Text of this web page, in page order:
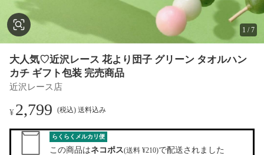
1 /7
大人気♡近沢レース 花より団子 グリーン タオルハン
カチ ギフト包装 完売商品
近沢レース店
¥2,799 (税込) 送料込み
らくらくメルカリ便
この商品はネコポス(送料 ¥210)で配送されました